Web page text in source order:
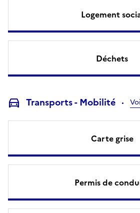
Logement
Déchets
Transports - Mobilité
Carte grise
Permis de